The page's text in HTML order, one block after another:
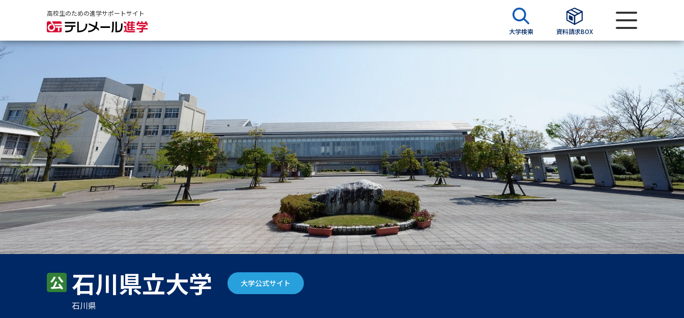
高校生のための進学サポートサイト
大学検索 資料請求BOX
大学パンフ
学部・学科パンフ
総合型選抜・学校推薦型選抜 募集要項＆願書
大学入学共通テスト利用選抜の募集要項＆願書
過去問題集
大学・短大以外の資料から請求
専門学校の資料請求 大学院の資料請求
留学・進学関連、塾・予備校
大学入学共通テスト「受験案内」の請求
大学入学共通テスト「受験上の配慮案内」の請求
高等学校卒業程度認定試験
石川県立大学 大学公式サイト
石川県